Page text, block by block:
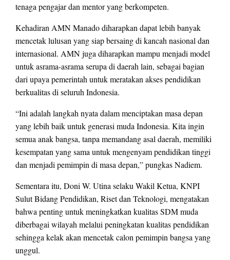
tenaga pengajar dan mentor yang berkompeten.
Kehadiran AMN Manado diharapkan dapat lebih banyak
mencetak lulusan yang siap bersaing di kancah nasional dan
internasional. AMN juga diharapkan mampu menjadi model
untuk asrama-asrama serupa di daerah lain, sebagai bagian
dari upaya pemerintah untuk meratakan akses pendidikan
berkualitas di seluruh Indonesia.
“Ini adalah langkah nyata dalam menciptakan masa depan
yang lebih baik untuk generasi muda Indonesia. Kita ingin
semua anak bangsa, tanpa memandang asal daerah, memiliki
kesempatan yang sama untuk mengenyam pendidikan tinggi
dan menjadi pemimpin di masa depan,” pungkas Nadiem.
Sementara itu, Doni W. Utina selaku Wakil Ketua, KNPI
Sulut Bidang Pendidikan, Riset dan Teknologi, mengatakan
bahwa penting untuk meningkatkan kualitas SDM muda
diberbagai wilayah melalui peningkatan kualitas pendidikan
sehingga kelak akan mencetak calon pemimpin bangsa yang
unggul.